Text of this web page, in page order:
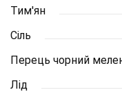
Тим'ян
Сіль
Перець чорний
Лід